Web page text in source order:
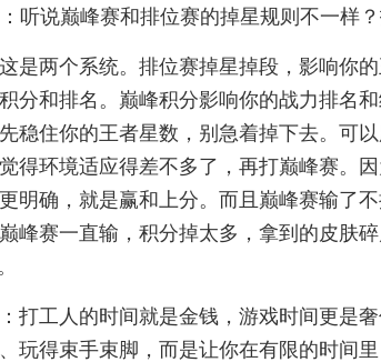
听说巅峰赛和排位赛的掉星规则不一样
是两个系统。排位赛掉星掉段，影响你
分和排名。巅峰积分影响你的战力排名
稳住你的王者星数，别急着掉下去。可
得环境适应得差不多了，再打巅峰赛。
明确，就是赢和上分。而且巅峰赛输了
峰赛一直输，积分掉太多，拿到的皮肤
打工人的时间就是金钱，游戏时间更是
玩得束手束脚，而是让你在有限的时间